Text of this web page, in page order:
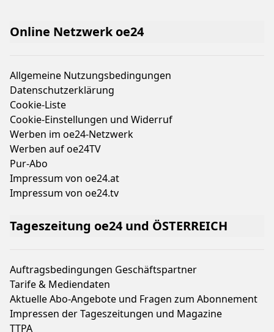
Online Netzwerk oe24
Allgemeine Nutzungsbedingungen
Datenschutzerklärung
Cookie-Liste
Cookie-Einstellungen und Widerruf
Werben im oe24-Netzwerk
Werben auf oe24TV
Pur-Abo
Impressum von oe24.at
Impressum von oe24.tv
Tageszeitung oe24 und ÖSTERREICH
Auftragsbedingungen Geschäftspartner
Tarife & Mediendaten
Aktuelle Abo-Angebote und Fragen zum Abonnement
Impressen der Tageszeitungen und Magazine
TTPA